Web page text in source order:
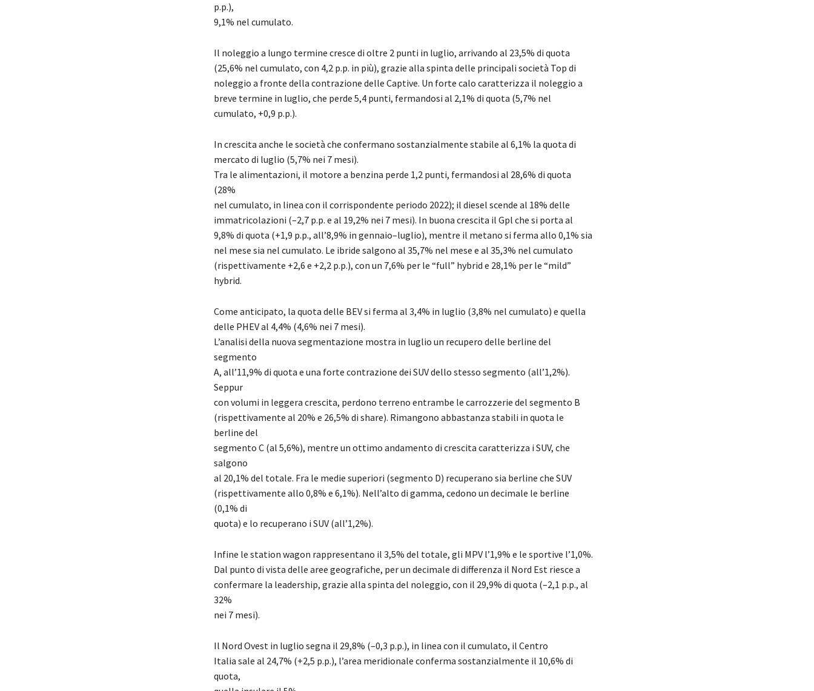
p.p.),
9,1% nel cumulato.
Il noleggio a lungo termine cresce di oltre 2 punti in luglio, arrivando al 23,5% di quota
(25,6% nel cumulato, con 4,2 p.p. in più), grazie alla spinta delle principali società Top di
noleggio a fronte della contrazione delle Captive. Un forte calo caratterizza il noleggio a
breve termine in luglio, che perde 5,4 punti, fermandosi al 2,1% di quota (5,7% nel
cumulato, +0,9 p.p.).
In crescita anche le società che confermano sostanzialmente stabile al 6,1% la quota di
mercato di luglio (5,7% nei 7 mesi).
Tra le alimentazioni, il motore a benzina perde 1,2 punti, fermandosi al 28,6% di quota
(28%
nel cumulato, in linea con il corrispondente periodo 2022); il diesel scende al 18% delle
immatricolazioni (–2,7 p.p. e al 19,2% nei 7 mesi). In buona crescita il Gpl che si porta al
9,8% di quota (+1,9 p.p., all’8,9% in gennaio–luglio), mentre il metano si ferma allo 0,1% sia
nel mese sia nel cumulato. Le ibride salgono al 35,7% nel mese e al 35,3% nel cumulato
(rispettivamente +2,6 e +2,2 p.p.), con un 7,6% per le “full” hybrid e 28,1% per le “mild”
hybrid.
Come anticipato, la quota delle BEV si ferma al 3,4% in luglio (3,8% nel cumulato) e quella
delle PHEV al 4,4% (4,6% nei 7 mesi).
L’analisi della nuova segmentazione mostra in luglio un recupero delle berline del
segmento
A, all’11,9% di quota e una forte contrazione dei SUV dello stesso segmento (all’1,2%).
Seppur
con volumi in leggera crescita, perdono terreno entrambe le carrozzerie del segmento B
(rispettivamente al 20% e 26,5% di share). Rimangono abbastanza stabili in quota le
berline del
segmento C (al 5,6%), mentre un ottimo andamento di crescita caratterizza i SUV, che
salgono
al 20,1% del totale. Fra le medie superiori (segmento D) recuperano sia berline che SUV
(rispettivamente allo 0,8% e 6,1%). Nell’alto di gamma, cedono un decimale le berline
(0,1% di
quota) e lo recuperano i SUV (all’1,2%).
Infine le station wagon rappresentano il 3,5% del totale, gli MPV l’1,9% e le sportive l’1,0%.
Dal punto di vista delle aree geografiche, per un decimale di differenza il Nord Est riesce a
confermare la leadership, grazie alla spinta del noleggio, con il 29,9% di quota (–2,1 p.p., al
32%
nei 7 mesi).
Il Nord Ovest in luglio segna il 29,8% (–0,3 p.p.), in linea con il cumulato, il Centro
Italia sale al 24,7% (+2,5 p.p.), l’area meridionale conferma sostanzialmente il 10,6% di
quota,